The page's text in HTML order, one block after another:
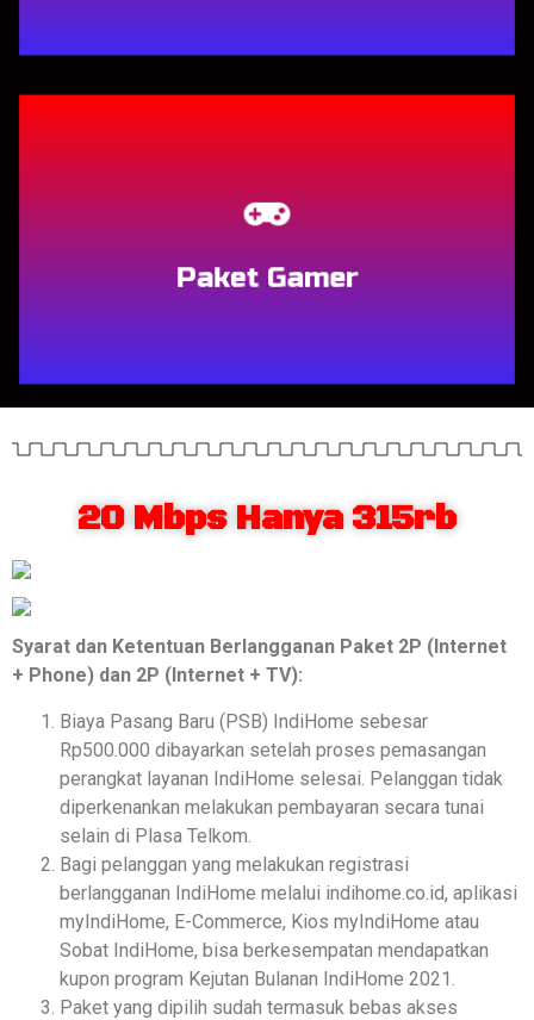
Paket Gamer
20 Mbps Hanya 315rb
Syarat dan Ketentuan Berlangganan Paket 2P (Internet
+ Phone) dan 2P (Internet + TV):
Biaya Pasang Baru (PSB) IndiHome sebesar
Rp500.000 dibayarkan setelah proses pemasangan
perangkat layanan IndiHome selesai. Pelanggan tidak
diperkenankan melakukan pembayaran secara tunai
selain di Plasa Telkom.
Bagi pelanggan yang melakukan registrasi
berlangganan IndiHome melalui indihome.co.id, aplikasi
myIndiHome, E-Commerce, Kios myIndiHome atau
Sobat IndiHome, bisa berkesempatan mendapatkan
kupon program Kejutan Bulanan IndiHome 2021.
Paket yang dipilih sudah termasuk bebas akses